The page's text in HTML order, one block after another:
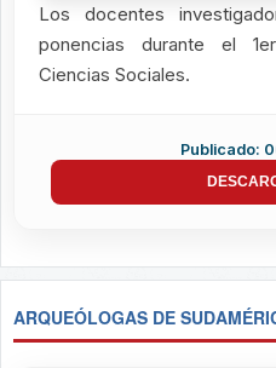
Los docentes
ponencias durante el
Ciencias Sociales.
Publicado: